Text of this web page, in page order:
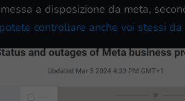
a disposizione da meta,
potete controllare anche voi stessi